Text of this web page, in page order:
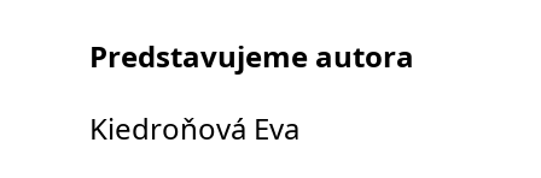
Predstavujeme autora
Kiedroňová Eva